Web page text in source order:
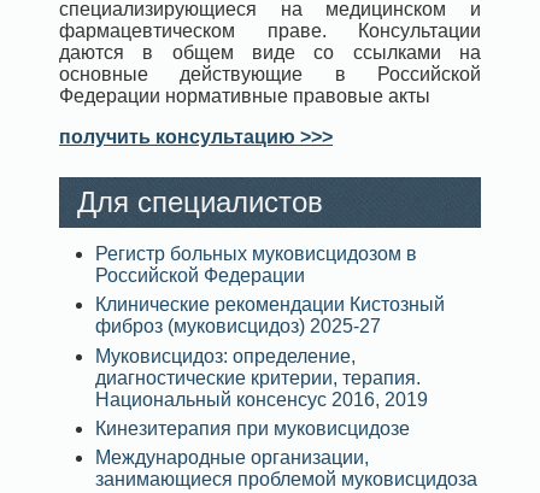
специализирующиеся на медицинском и
фармацевтическом праве. Консультации
даются в общем виде со ссылками на
основные действующие в Российской
Федерации нормативные правовые акты
получить консультацию >>>
Для специалистов
Регистр больных муковисцидозом в
Российской Федерации
Клинические рекомендации Кистозный
фиброз (муковисцидоз) 2025-27
Муковисцидоз: определение,
диагностические критерии, терапия.
Национальный консенсус 2016, 2019
Кинезитерапия при муковисцидозе
Международные организации,
занимающиеся проблемой муковисцидоза